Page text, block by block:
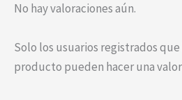
No hay valoraciones aún.
Solo los usuarios registrados
producto pueden hacer una